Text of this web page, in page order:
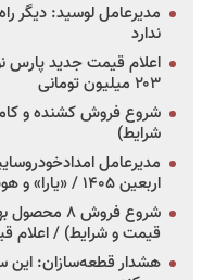
مدیرعامل لوسید: دیگر
ندارد
۲۰۳ میلیون تومانی
شرایط)
اربعین ۱۴۰۵ / «یارا» و هوش مصنوعی به خدمت زائران آمد
قیمت و شرایط) / اعلام قیمت
هشدار قطعه‌سازان: این